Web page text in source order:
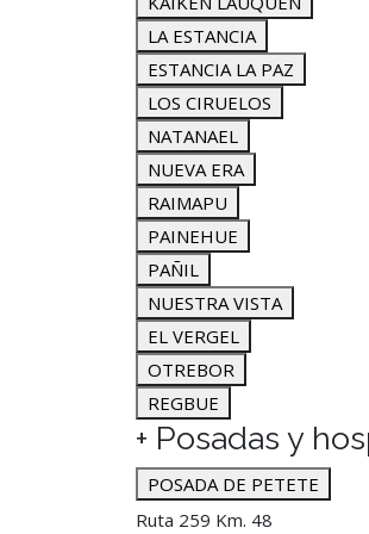
LA ESTANCIA
ESTANCIA LA PAZ
LOS CIRUELOS
NATANAEL
NUEVA ERA
RAIMAPU
PAINEHUE
PAÑIL
NUESTRA VISTA
EL VERGEL
OTREBOR
REGBUE
+ Posadas y
POSADA DE PETETE
Ruta 259 Km. 48